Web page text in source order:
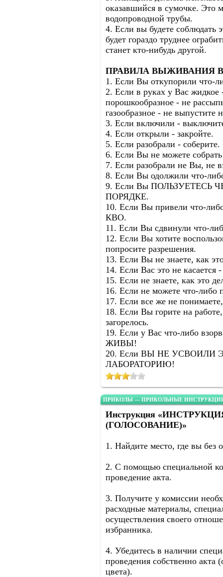
оказавшийся в сумочке. Это
водопроводной трубы.
4. Если вы будете соблюдать
будет гораздо труднее
станет кто-нибудь другой.
ПРАВИЛА ВЫЖИВАНИЯ
1. Если Вы откупорили что-
2. Если в руках у Вас жидкое
порошкообразное - не
газообразное - не выпустите
3. Если включили -
4. Если открыли - закройте.
5. Если разобрали - соберите.
6. Если Вы не можете
7. Если разобрали не Вы, не
8. Если Вы одолжили что-
9. Если Вы ПОЛЬЗУЕТЕСЬ
ПОРЯДКЕ.
10. Если Вы привели что-
КВО.
11. Если Вы сдвинули что-
12. Если Вы хотите
попросите разрешения.
13. Если Вы не знаете, как
14. Если Вас это не касается
15. Если не знаете, как это
16. Если не можете что-либо
17. Если все же не
18. Если Вы горите на
загорелось.
19. Если у Вас что-либо
ЖИВЫ!
20. Если ВЫ НЕ УСВОИЛИ
ЛАБОРАТОРИЮ!
ПРИКОЛЫ — ПРИКОЛЬНЫЕ
Инструкция
(ГОЛОСОВАНИЕ)»
1. Найдите место, где вы без
2. С помощью специальной
проведение акта.
3. Получите у комиссии
расходные материалы,
осуществления своего
избранника.
4. Убедитесь в наличии
проведения собственно акта
цвета).